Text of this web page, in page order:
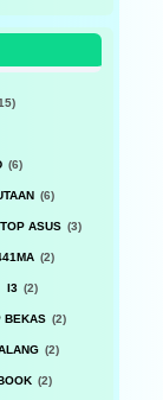
(6)
(6)
ASUS (3)
(2)
I3 (2)
BEKAS (2)
(2)
(2)